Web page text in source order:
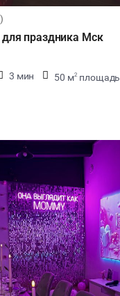
праздника Мск
3 мин 50 м2 площадь